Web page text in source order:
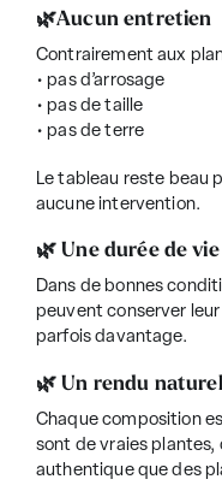
🌿Aucun entretien
Contrairement aux
• pas d’arrosage
• pas de taille
• pas de terre
Le tableau reste beau
aucune intervention.
🌿 Une durée de
Dans de bonnes
peuvent conserver
parfois davantage.
🌿 Un rendu naturel
Chaque composition
sont de vraies plantes,
authentique que des